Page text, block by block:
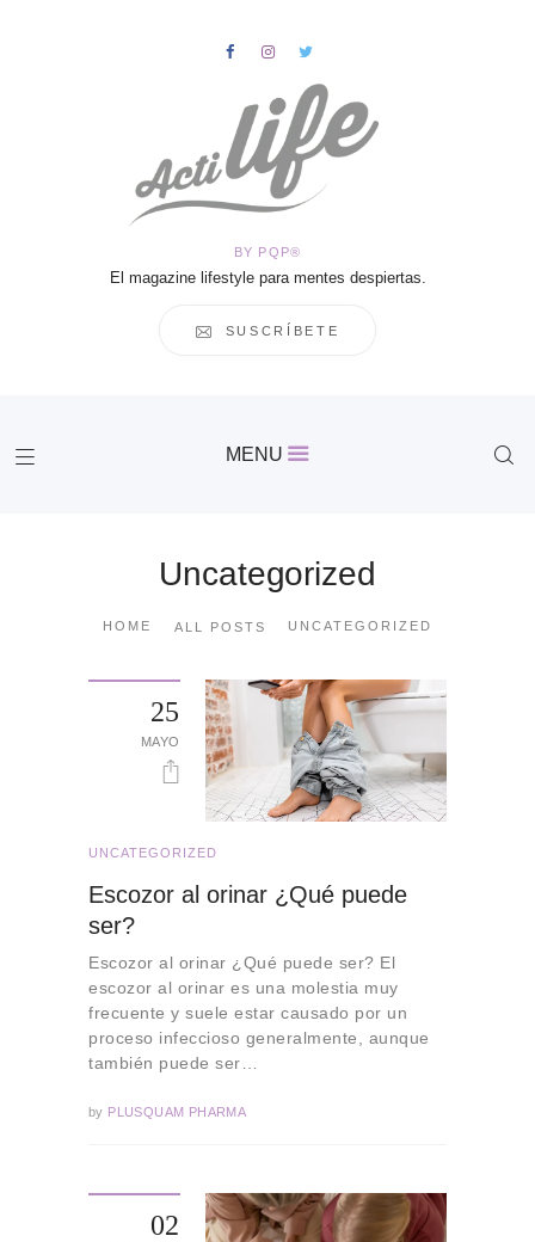
BY PQP®
El magazine lifestyle para mentes despiertas.
SUSCRÍBETE
MENU
Uncategorized
HOME ALL POSTS UNCATEGORIZED
HOME
Salud
25
MAYO
UNCATEGORIZED
Escozor al orinar ¿Qué puede
ser?
Escozor al orinar ¿Qué puede ser? El
escozor al orinar es una molestia muy
frecuente y suele estar causado por un
proceso infeccioso generalmente, aunque
también puede ser…
by PLUSQUAM PHARMA
02